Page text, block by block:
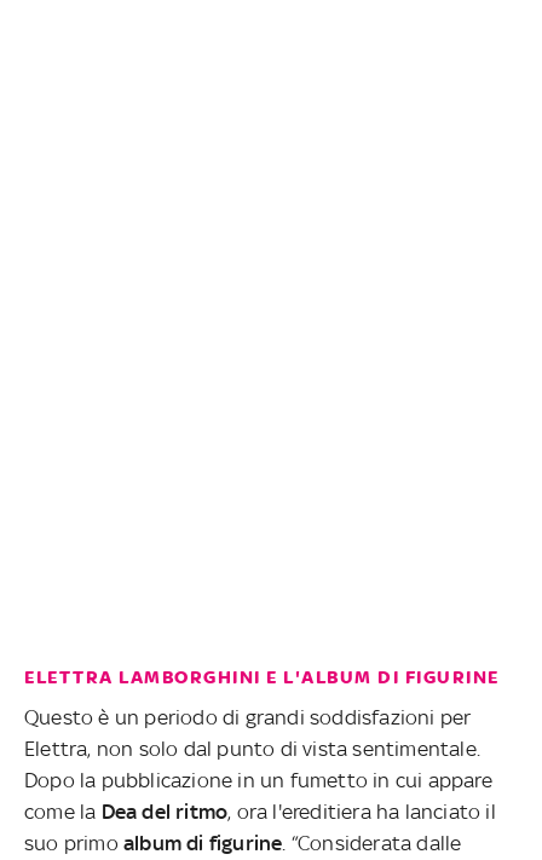
ELETTRA LAMBORGHINI E L'ALBUM DI FIGURINE
Questo è un periodo di grandi soddisfazioni per
Elettra, non solo dal punto di vista sentimentale.
Dopo la pubblicazione in un fumetto in cui appare
come la Dea del ritmo, ora l'ereditiera ha lanciato il
suo primo album di figurine . “Considerata dalle